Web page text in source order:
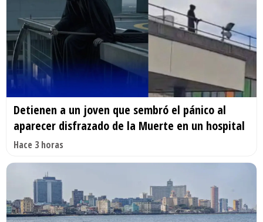
Detienen a un joven que sembró el pánico al
aparecer disfrazado de la Muerte en un hospital
Hace 3 horas